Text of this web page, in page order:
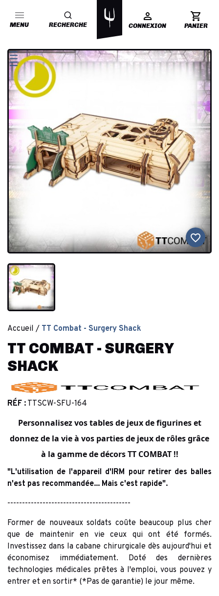
MENU RECHERCHE CONNEXION PANIER
favorite_border
Accueil TT Combat - Surgery Shack
TT COMBAT - SURGERY
SHACK
RÉF : TTSCW-SFU-164
Personnalisez vos tables de jeux de figurineset
donnez de la vie à vos parties de jeux de rôles grâce
à la gamme de décorsTT COMBAT !!
"L'utilisation de l'appareil d'IRM pour retirer des balles
n'est pas recommandée... Mais c'est rapide".
------------------------------------------
Former de nouveaux soldats coûte beaucoup plus cher
que de maintenir en vie ceux qui ont été formés.
Investissez dans la cabane chirurgicale dès aujourd'hui et
économisez immédiatement. Doté des dernières
technologies médicales prêtes à l'emploi, vous pouvez y
entrer et en sortir* (*Pas de garantie) le jour même.